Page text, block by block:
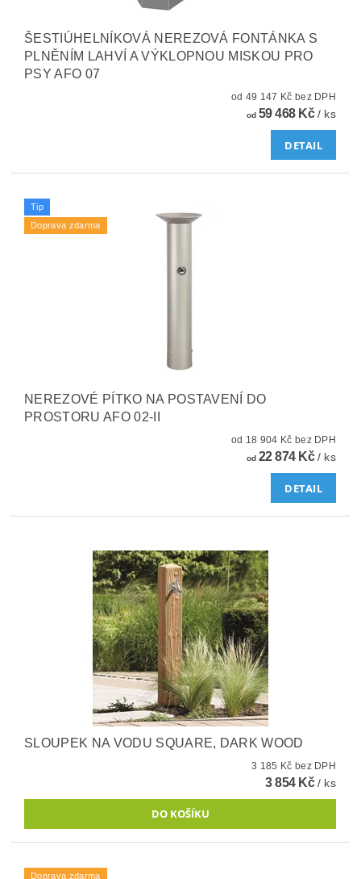
ŠESTIÚHELNÍKOVÁ NEREZOVÁ FONTÁNKA S
PLNĚNÍM LAHVÍ A VÝKLOPNOU MISKOU PRO
PSY AFO 07
od 49 147 Kč bez DPH
od59 468 Kč/ ks
DETAIL
Tip
Doprava zdarma
NEREZOVÉ PÍTKO NA POSTAVENÍ DO
PROSTORU AFO 02-II
od 18 904 Kč bez DPH
od22 874 Kč/ ks
DETAIL
SLOUPEK NA VODU SQUARE, DARK WOOD
3 185 Kč bez DPH
3 854 Kč/ ks
Doprava zdarma